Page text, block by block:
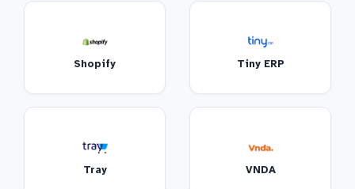
Shopify Tiny ERP
Tray VNDA